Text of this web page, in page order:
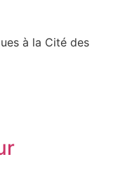
à la Cité des